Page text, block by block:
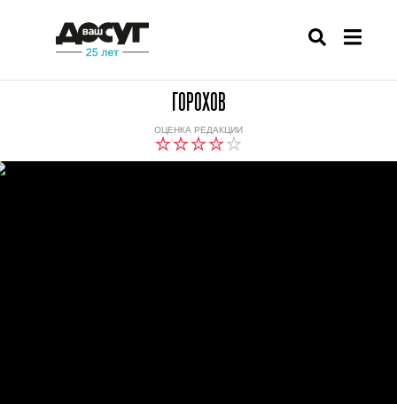
ГОРОХОВ
ОЦЕНКА РЕДАКЦИИ